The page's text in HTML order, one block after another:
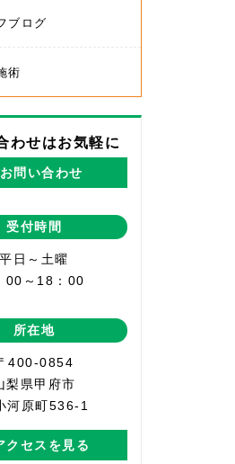
ブログ
術
わせはお気軽に
お問い合わせ
受付時間
平日～土曜
00～18：00
所在地
400-0854
梨県甲府市
河原町536-1
クセスを見る